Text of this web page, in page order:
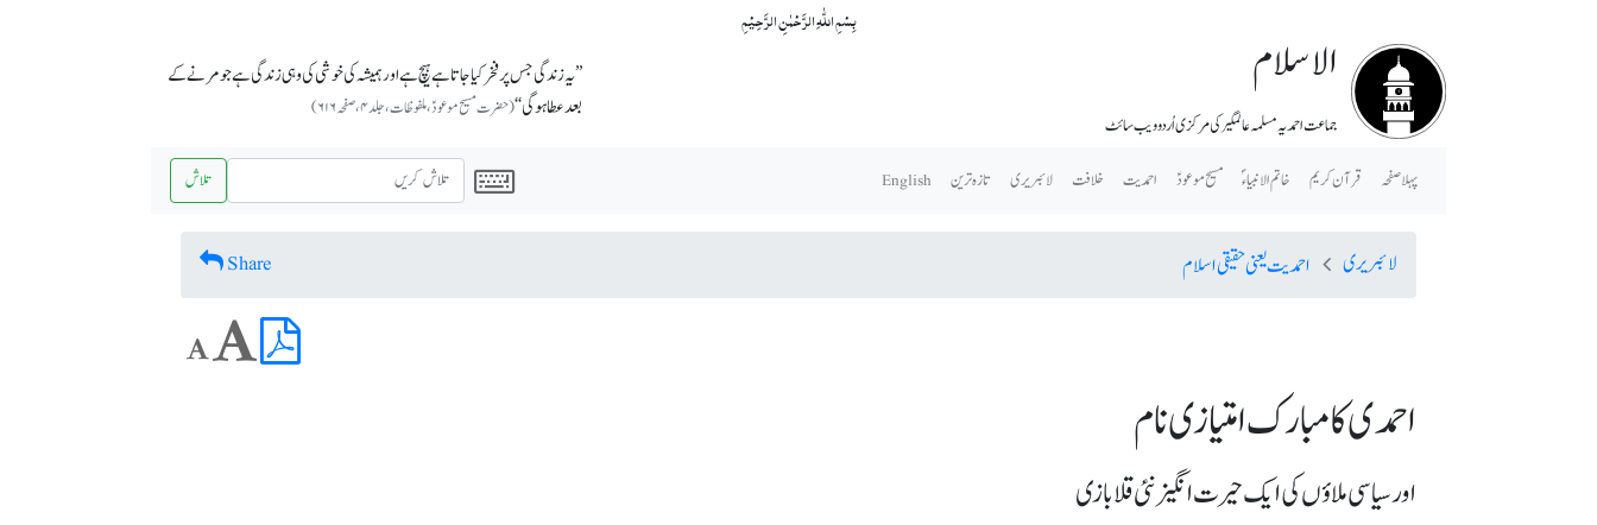
بِسۡمِ اللّٰہِ الرَّحۡمٰنِ الرَّحِیۡمِ
الاسلام
جماعت احمدیہ مسلمہ عالمگیر کی مرکزی اُردو ویب سائٹ
’’یہ زندگی جس پر فخر کیا جاتا ہے ہیچ ہے اور ہمیشہ کی خوشی کی وہی زندگی ہے جو مرنے کے
بعد عطا ہوگی‘‘(حضرت مسیح موعودؑ، ملفوظات، جلد ۴، صفحہ ۶۱۶)
پہلا صفحہ قرآن کریم خاتم الانبیاء ؐ مسیح موعودؑ احمدیت خلافت لائبریری تازہ ترین English تلاش
لائبریری احمدیت یعنی حقیقی اسلام Share
احمدی کا مبارک امتیازی نام
اور سیاسی ملاؤں کی ایک حیرت انگیز نئی قلابازی